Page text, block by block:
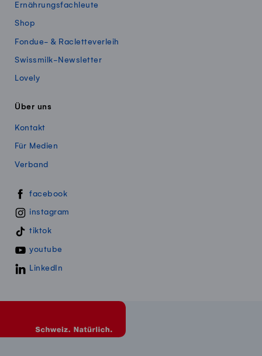
Ernährungsfachleute
Shop
Fondue- & Racletteverleih
Swissmilk-Newsletter
Lovely
Über uns
Kontakt
Für Medien
Verband
Swissmillk auf Social Media
facebook
instagram
tiktok
youtube
LinkedIn